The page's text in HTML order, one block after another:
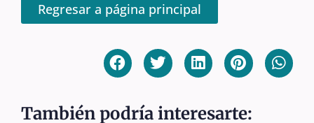
Regresar a página principal
También podría interesarte: